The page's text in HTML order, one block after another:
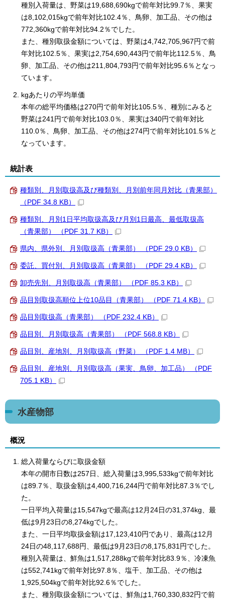
種別入荷量は、野菜は19,688,690kgで前年対比99.7％、果実
は8,102,015kgで前年対比102.4％、鳥卵、加工品、その他は
772,360kgで前年対比94.2％でした。
また、種別取扱金額については、野菜は4,742,705,967円で前
年対比102.5％、果実は2,754,690,443円で前年比112.5％、鳥
卵、加工品、その他は211,804,793円で前年対比95.6％となっ
ています。
kgあたりの平均単価
本年の総平均価格は270円で前年対比105.5％、種別にみると
野菜は241円で前年対比103.0％、果実は340円で前年対比
110.0％、鳥卵、加工品、その他は274円で前年対比101.5％と
なっています。
統計表
種類別、月別取扱高及び種類別、月別前年同月対比（青果部）
（PDF 34.8 KB）
種類別、月別1日平均取扱高及び月別1日最高、最低取扱高
（青果部） （PDF 31.7 KB）
県内、県外別、月別取扱高（青果部） （PDF 29.0 KB）
委託、買付別、月別取扱高（青果部） （PDF 29.4 KB）
卸売先別、月別取扱高（青果部） （PDF 85.3 KB）
品目別取扱高順位上位10品目（青果部） （PDF 71.4 KB）
品目別取扱高（青果部） （PDF 232.4 KB）
品目別、月別取扱高（青果部） （PDF 568.8 KB）
品目別、産地別、月別取扱高（野菜） （PDF 1.4 MB）
品目別、産地別、月別取扱高（果実、鳥卵、加工品） （PDF
705.1 KB）
水産物部
概況
総入荷量ならびに取扱金額
本年の開市日数は257日、総入荷量は3,995,533kgで前年対比
は89.7％、取扱金額は4,400,716,244円で前年対比87.3％でし
た。
一日平均入荷量は15,547kgで最高は12月24日の31,374kg、最
低は9月23日の8,274kgでした。
また、一日平均取扱金額は17,123,410円であり、最高は12月
24日の48,117,688円、最低は9月23日の8,175,831円でした。
種別入荷量は、鮮魚は1,517,288kgで前年対比83.9％、冷凍魚
は552,741kgで前年対比97.8％、塩干、加工品、その他は
1,925,504kgで前年対比92.6％でした。
また、種別取扱金額については、鮮魚は1,760,330,832円で前